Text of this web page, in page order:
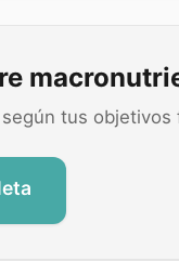
tus objetivos